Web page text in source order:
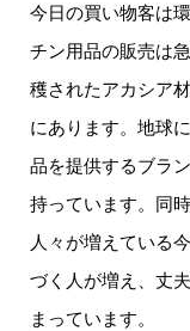
今日の買い物客は
チン用品の販売は
穫されたアカシア
にあります。地球
品を提供するブラ
持っています。同
人々が増えている
づく人が増え、丈
まっています。